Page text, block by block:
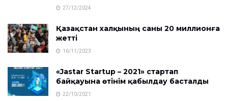
27/12/2024
Қазақстан халқының саны 20 миллионға
жетті
16/11/2023
«Jastar Startup – 2021» стартап
байқауына өтінім қабылдау басталды
22/10/2021